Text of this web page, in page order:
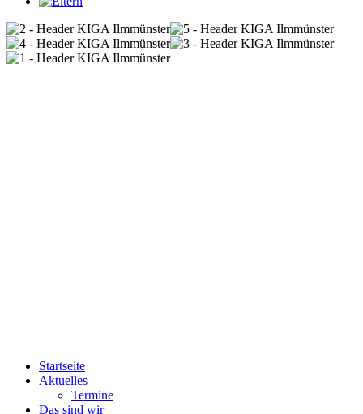
Startseite
Aktuelles
Termine
Das sind wir